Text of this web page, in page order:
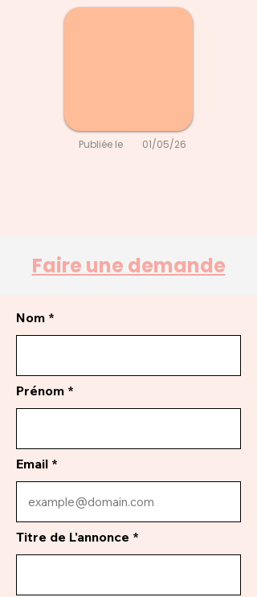
Publiée le 01/05/26
Faire une demande
Nom
Prénom
Email
Titre de L'annonce